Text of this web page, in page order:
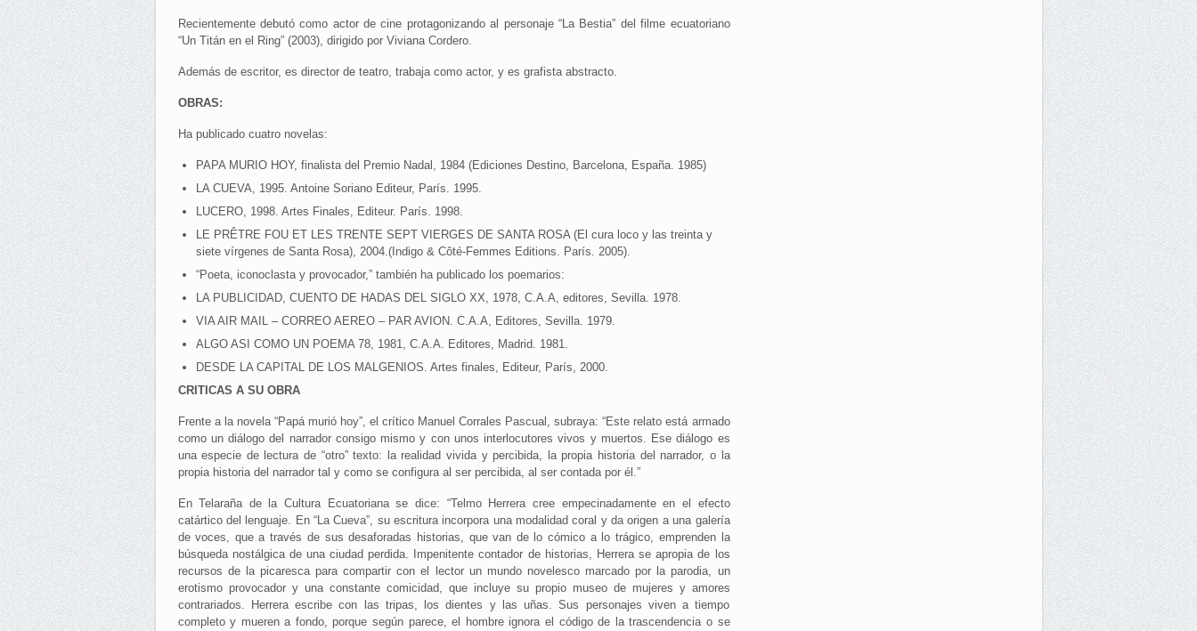
Recientemente debutó como actor de cine protagonizando al personaje “La Bestia” del filme ecuatoriano
“Un Titán en el Ring” (2003), dirigido por Viviana Cordero.
Además de escritor, es director de teatro, trabaja como actor, y es grafista abstracto.
OBRAS:
Ha publicado cuatro novelas:
PAPA MURIO HOY, finalista del Premio Nadal, 1984 (Ediciones Destino, Barcelona, España. 1985)
LA CUEVA, 1995. Antoine Soriano Editeur, París. 1995.
LUCERO, 1998. Artes Finales, Editeur. París. 1998.
LE PRÊTRE FOU ET LES TRENTE SEPT VIERGES DE SANTA ROSA (El cura loco y las treinta y
siete vírgenes de Santa Rosa), 2004.(Indigo & Côté-Femmes Editions. París. 2005).
“Poeta, iconoclasta y provocador,” también ha publicado los poemarios:
LA PUBLICIDAD, CUENTO DE HADAS DEL SIGLO XX, 1978, C.A.A, editores, Sevilla. 1978.
VIA AIR MAIL – CORREO AEREO – PAR AVION. C.A.A, Editores, Sevilla. 1979.
ALGO ASI COMO UN POEMA 78, 1981, C.A.A. Editores, Madrid. 1981.
DESDE LA CAPITAL DE LOS MALGENIOS. Artes finales, Editeur, París, 2000.
CRITICAS A SU OBRA
Frente a la novela “Papá murió hoy”, el crítico Manuel Corrales Pascual, subraya: “Este relato está armado
como un diálogo del narrador consigo mismo y con unos interlocutores vivos y muertos. Ese diálogo es
una especie de lectura de “otro” texto: la realidad vivida y percibida, la propia historia del narrador, o la
propia historia del narrador tal y como se configura al ser percibida, al ser contada por él.”
En Telaraña de la Cultura Ecuatoriana se dice: “Telmo Herrera cree empecinadamente en el efecto
catártico del lenguaje. En “La Cueva”, su escritura incorpora una modalidad coral y da origen a una galería
de voces, que a través de sus desaforadas historias, que van de lo cómico a lo trágico, emprenden la
búsqueda nostálgica de una ciudad perdida. Impenitente contador de historias, Herrera se apropia de los
recursos de la picaresca para compartir con el lector un mundo novelesco marcado por la parodia, un
erotismo provocador y una constante comicidad, que incluye su propio museo de mujeres y amores
contrariados. Herrera escribe con las tripas, los dientes y las uñas. Sus personajes viven a tiempo
completo y mueren a fondo, porque según parece, el hombre ignora el código de la trascendencia o se